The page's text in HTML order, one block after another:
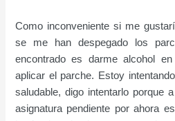
Como inconveniente si me
se me han despegado los
encontrado es darme alcohol
aplicar el parche. Estoy
saludable, digo intentarlo porque
asignatura pendiente por ahora